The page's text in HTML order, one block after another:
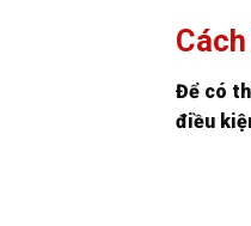
Để có
điều